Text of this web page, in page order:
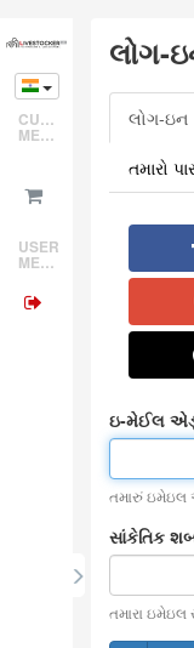
to
main
content
CUSTOMER
MENU
USER
MENU
લોગ-
tabs
લોગ-ઇન
તમારો
ઇ-મેઈલ
તમારું ઇમેઇલ
સાંકેતિક
તમારા ઇમેઇલ